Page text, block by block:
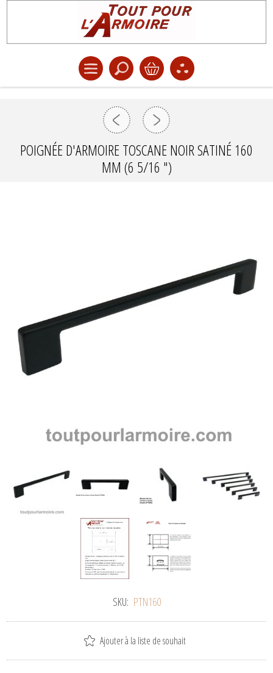
POIGNÉE D'ARMOIRE TOSCANE NOIR SATINÉ 160
MM (6 5/16 ")
SKU: PTN160
Ajouter à la liste de souhait